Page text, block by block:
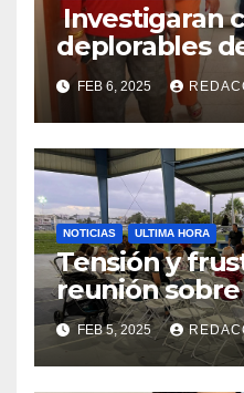
Investigaran
deplorables
facilidades el
de la Salud
FEB 6, 2025
NOTICIAS ULTIMA HORA
Tensión y
reunión
Reparto
FEB 5, 2025